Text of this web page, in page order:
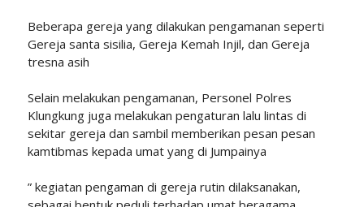
Beberapa gereja yang dilakukan pengamanan seperti
Gereja santa sisilia, Gereja Kemah Injil, dan Gereja
tresna asih
Selain melakukan pengamanan, Personel Polres
Klungkung juga melakukan pengaturan lalu lintas di
sekitar gereja dan sambil memberikan pesan pesan
kamtibmas kepada umat yang di Jumpainya
” kegiatan pengaman di gereja rutin dilaksanakan,